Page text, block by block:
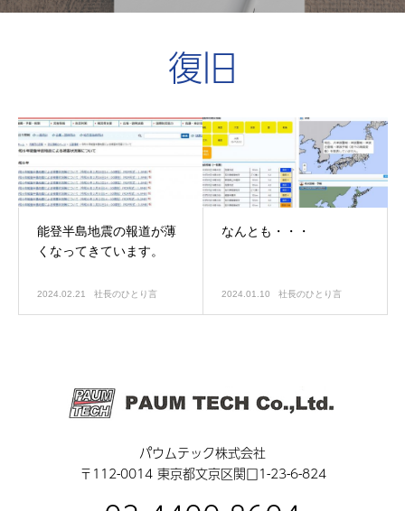
復旧
能登半島地震の報道が薄
くなってきています。
2024.02.21 社長のひとり言
なんとも・・・
2024.01.10 社長のひとり言
パウムテック株式会社
〒112-0014 東京都文京区関口1-23-6-824